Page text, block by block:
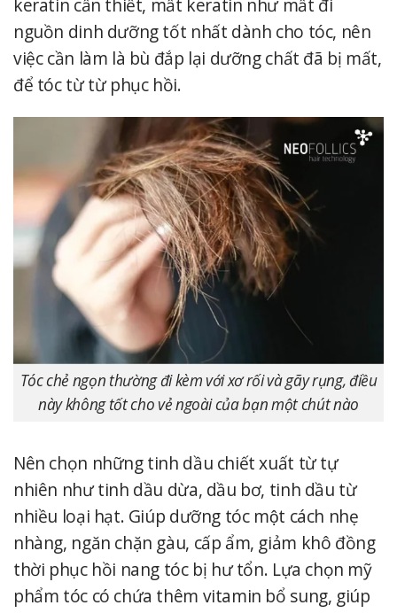
keratin cần thiết, mất keratin như mất đi
nguồn dinh dưỡng tốt nhất dành cho tóc, nên
việc cần làm là bù đắp lại dưỡng chất đã bị mất,
để tóc từ từ phục hồi.
Tóc chẻ ngọn thường đi kèm với xơ rối và gãy rụng, điều
này không tốt cho vẻ ngoài của bạn một chút nào
Nên chọn những tinh dầu chiết xuất từ tự
nhiên như tinh dầu dừa, dầu bơ, tinh dầu từ
nhiều loại hạt. Giúp dưỡng tóc một cách nhẹ
nhàng, ngăn chặn gàu, cấp ẩm, giảm khô đồng
thời phục hồi nang tóc bị hư tổn. Lựa chọn mỹ
phẩm tóc có chứa thêm vitamin bổ sung, giúp